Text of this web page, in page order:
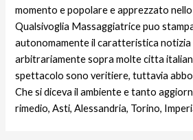
momento e popolare e apprezzato
Qualsivoglia Massaggiatrice puo
autonomamente il caratteristica notizia
arbitrariamente sopra molte citta
spettacolo sono veritiere, tuttavia
Che si diceva il ambiente e tanto
rimedio, Asti, Alessandria, Torino,